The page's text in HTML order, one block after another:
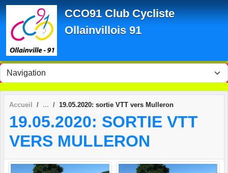
CCO91 Club Cycliste
Ollainvillois 91
Accueil 19.05.2020: sortie VTT vers Mulleron
19.05.2020: SORTIE VTT
VERS MULLERON
Panneau de gestion des cookies